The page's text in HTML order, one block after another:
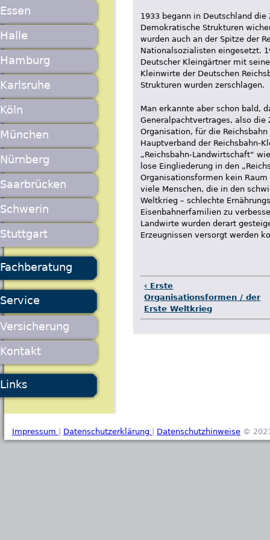
1933 begann in Deutschland
Demokratische Strukturen
wurden auch an der Spitze der
Nationalsozialisten eingesetzt.
Deutscher Kleingärtner mit
Kleinwirte der Deutschen
Strukturen wurden zerschlagen.
Man erkannte aber schon bald,
Generalpachtvertrages, also
Organisation, für die
Hauptverband der Reichsbahn-
„Reichsbahn-Landwirtschaft“
lose Eingliederung in den
Organisationsformen kein
viele Menschen, die in den
Weltkrieg – schlechte
Eisenbahnerfamilien zu
Landwirte wurden derart
Erzeugnissen versorgt werden
‹ Erste
Organisationsformen / der
Erste Weltkrieg
Essen
Halle
Hamburg
Karlsruhe
Köln
München
Nürnberg
Saarbrücken
Schwerin
Stuttgart
Fachberatung
Service
Versicherung
Kontakt
Links
Impressum Datenschutzerklärung Datenschutzhinweise ©